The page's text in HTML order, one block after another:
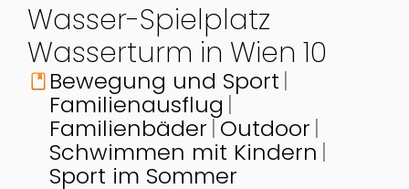
Wasser-Spielplatz
Wasserturm in Wien 10
book Bewegung und Sport
Familienausflug
Familienbäder Outdoor
Schwimmen mit Kindern
Sport im Sommer